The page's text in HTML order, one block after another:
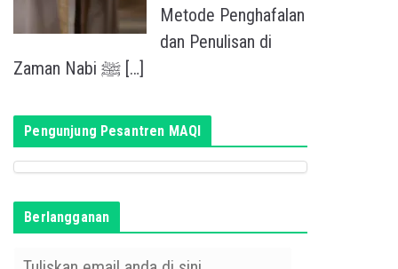
Metode Penghafalan
dan Penulisan di
[…]
Pengunjung Pesantren MAQI
Berlangganan